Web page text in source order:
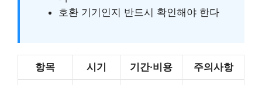
호환 기기인지 반드시 확인해야 한다
항목 시기 기간·비용 주의사항